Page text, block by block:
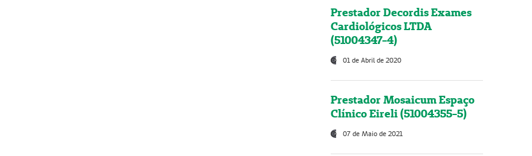
Prestador Decordis Exames
Cardiológicos LTDA
(51004347-4)
01 de Abril de 2020
Prestador Mosaicum Espaço
Clínico Eireli (51004355-5)
07 de Maio de 2021